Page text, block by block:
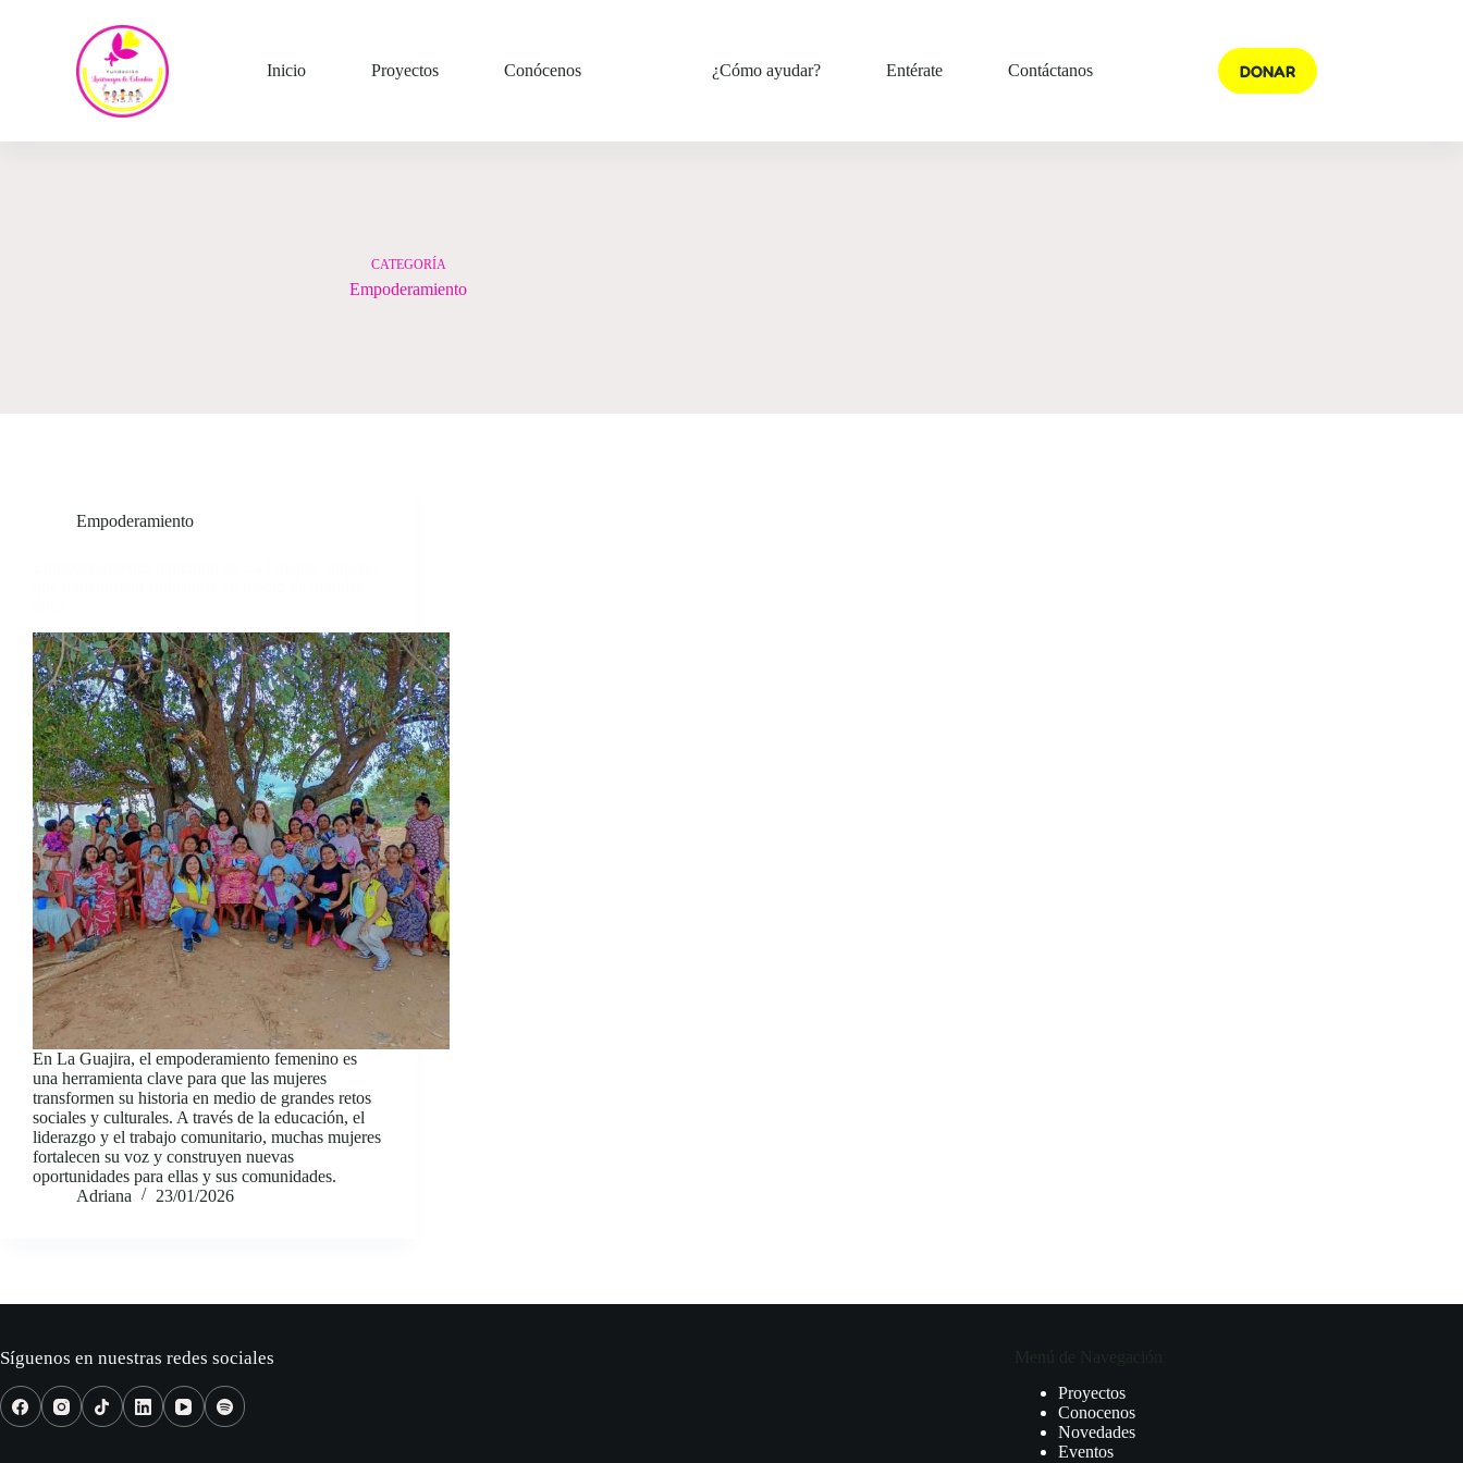
Inicio
Proyectos Conócenos ¿Cómo ayudar? Entérate Contáctanos DONAR
CATEGORÍA
Empoderamiento
Empoderamiento
En La Guajira, el empoderamiento femenino es
una herramienta clave para que las mujeres
transformen su historia en medio de grandes retos
sociales y culturales. A través de la educación, el
liderazgo y el trabajo comunitario, muchas mujeres
fortalecen su voz y construyen nuevas
oportunidades para ellas y sus comunidades.
Adriana
23/01/2026
Síguenos en nuestras redes sociales
Proyectos
Conocenos
Novedades
Eventos